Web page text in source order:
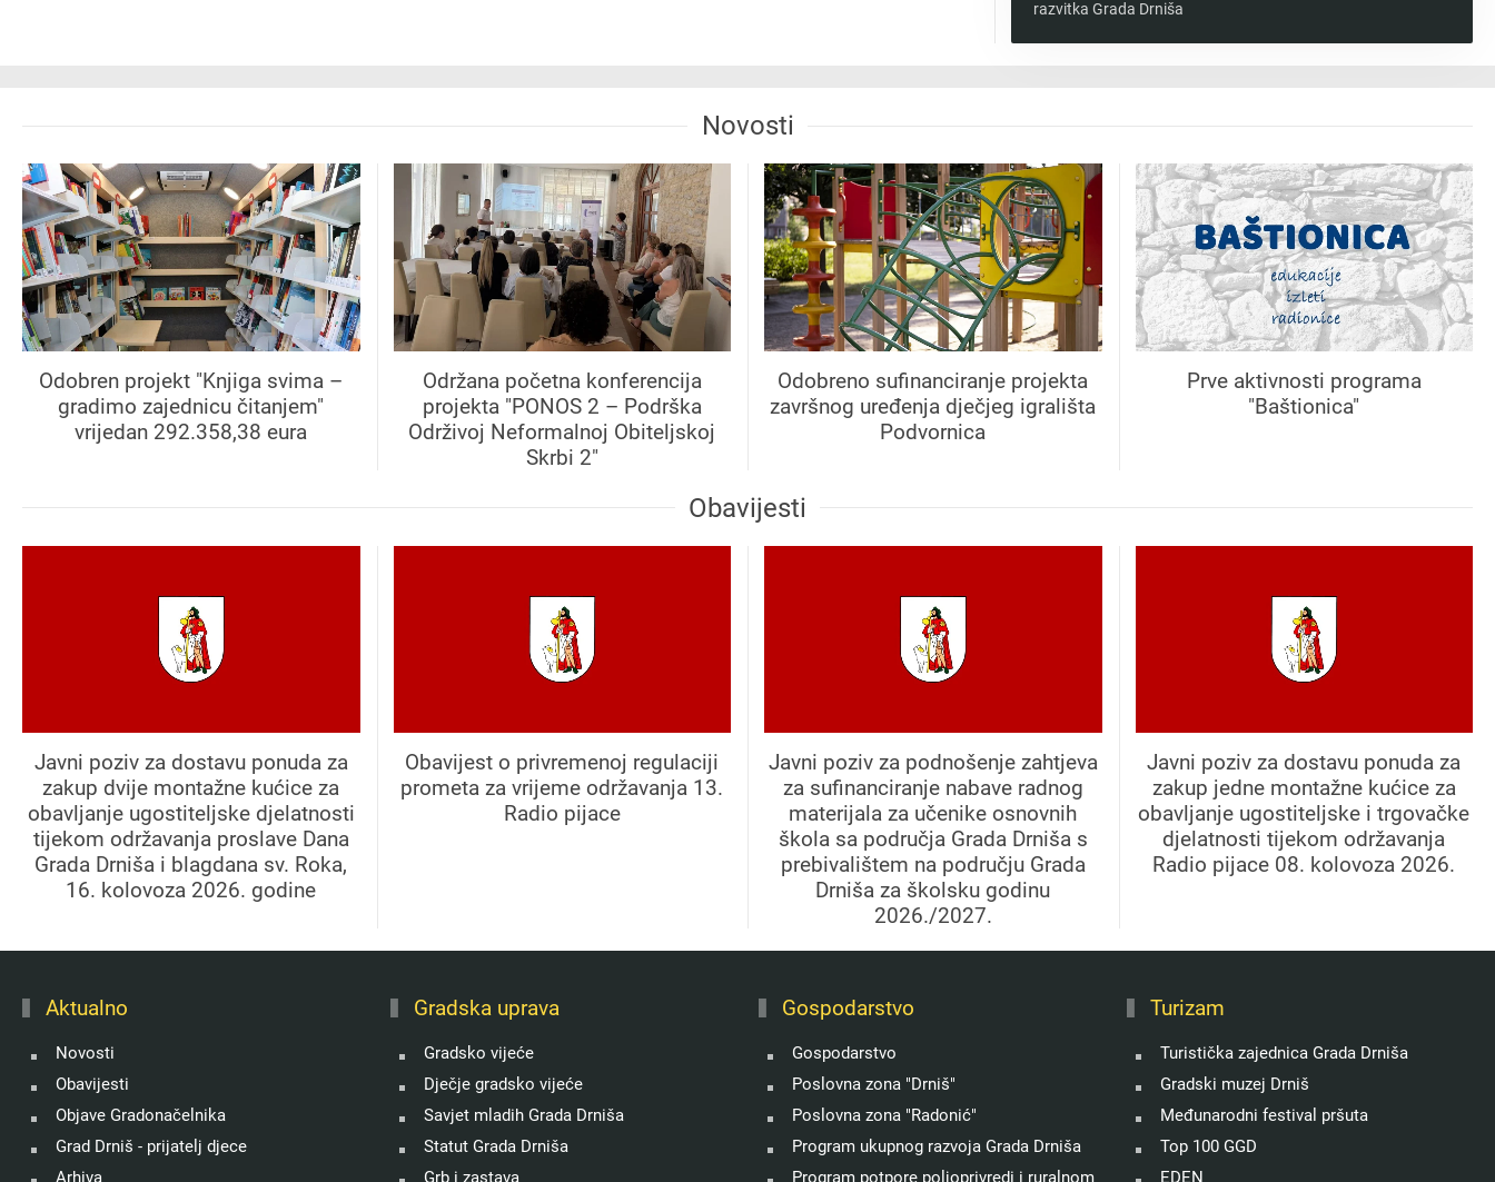
razvitka Grada Drniša
Novosti
Odobren projekt "Knjiga svima –
gradimo zajednicu čitanjem"
vrijedan 292.358,38 eura
Održana početna konferencija
projekta "PONOS 2 – Podrška
Održivoj Neformalnoj Obiteljskoj
Skrbi 2"
Odobreno sufinanciranje projekta
završnog uređenja dječjeg igrališta
Podvornica
Prve aktivnosti programa
"Baštionica"
Obavijesti
Javni poziv za dostavu ponuda za
zakup dvije montažne kućice za
obavljanje ugostiteljske djelatnosti
tijekom održavanja proslave Dana
Grada Drniša i blagdana sv. Roka,
16. kolovoza 2026. godine
Obavijest o privremenoj regulaciji
prometa za vrijeme održavanja 13.
Radio pijace
Javni poziv za podnošenje zahtjeva
za sufinanciranje nabave radnog
materijala za učenike osnovnih
škola sa područja Grada Drniša s
prebivalištem na području Grada
Drniša za školsku godinu
2026./2027.
Javni poziv za dostavu ponuda za
zakup jedne montažne kućice za
obavljanje ugostiteljske i trgovačke
djelatnosti tijekom održavanja
Radio pijace 08. kolovoza 2026.
Aktualno
Novosti
Obavijesti
Objave Gradonačelnika
Grad Drniš - prijatelj djece
Arhiva
Gradska uprava
Gradsko vijeće
Dječje gradsko vijeće
Savjet mladih Grada Drniša
Statut Grada Drniša
Grb i zastava
Gospodarstvo
Gospodarstvo
Poslovna zona "Drniš"
Poslovna zona "Radonić"
Program ukupnog razvoja Grada Drniša
Program potpore poljoprivredi i ruralnom
Turizam
Turistička zajednica Grada Drniša
Gradski muzej Drniš
Međunarodni festival pršuta
Top 100 GGD
EDEN